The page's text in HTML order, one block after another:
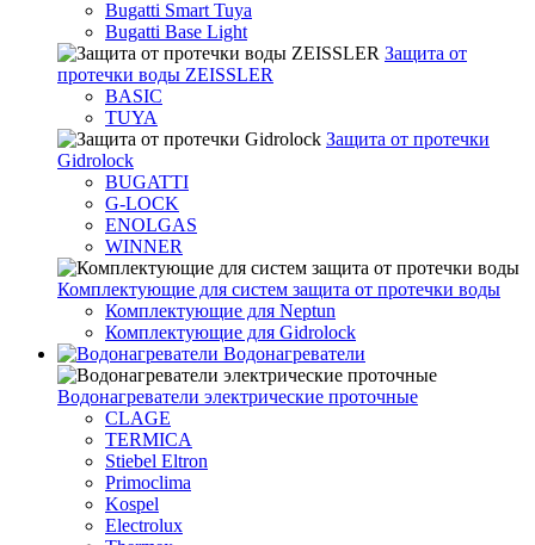
Bugatti Smart Tuya
Bugatti Base Light
Защита от
протечки воды ZEISSLER
BASIC
TUYA
Защита от протечки
Gidrolock
BUGATTI
G-LOCK
ENOLGAS
WINNER
Комплектующие для систем защита от протечки воды
Комплектующие для Neptun
Комплектующие для Gidrolock
Водонагреватели
Водонагреватeли электрические проточные
CLAGE
TERMICA
Stiebel Eltron
Primoclima
Kospel
Electrolux